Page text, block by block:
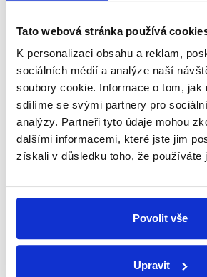
Tato webová stránka používá
K personalizaci obsahu a reklam,
sociálních médií a analýze naší
soubory cookie. Informace o tom, jak
sdílíme se svými partnery pro
analýzy. Partneři tyto údaje mohou
dalšími informacemi, které jste jim
získali v důsledku toho, že používáte
Povolit vše
Upravit
Výrok jsme zmínili
Premiér, prognózy,
partneři